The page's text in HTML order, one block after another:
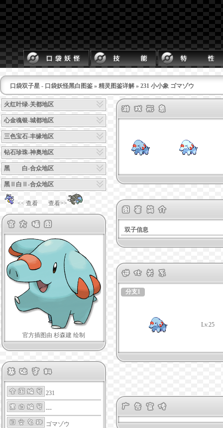
口袋双子星 - 口袋妖怪黑白图鉴 » 精灵图鉴详解 » 231 小小象 ゴマゾウ
火红叶绿-关都地区
心金魂银-城都地区
三色宝石-丰缘地区
钻石珍珠-神奥地区
黑 白-合众地区
黑Ⅱ白Ⅱ-合众地区
<< 查看 查看>>
官方插图由 杉森建 绘制
231
---
ゴマゾウ
双子信息
分支1
Lv.25